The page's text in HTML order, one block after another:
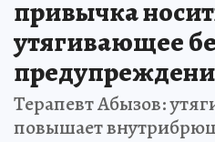
привычка
утягивающее
Терапевт Абызов:
повышает